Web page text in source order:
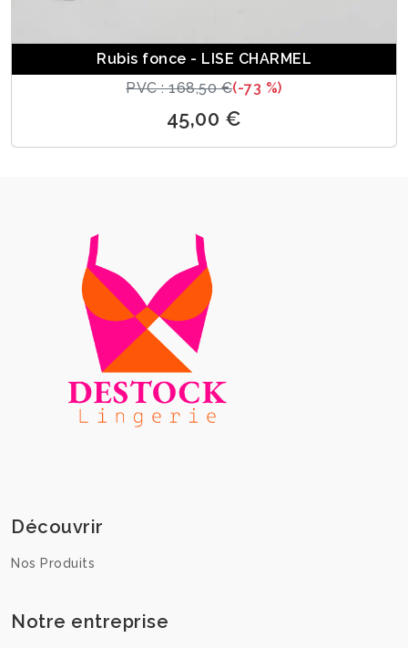
Rubis fonce - LISE CHARMEL
PVC : 168,50 €(-73 %)
45,00 €
Découvrir
Nos Produits
Notre entreprise